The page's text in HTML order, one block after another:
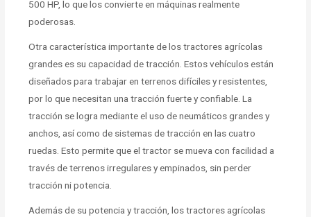
500 HP, lo que los convierte en máquinas realmente
poderosas.
Otra característica importante de los tractores agrícolas
grandes es su capacidad de tracción. Estos vehículos están
diseñados para trabajar en terrenos difíciles y resistentes,
por lo que necesitan una tracción fuerte y confiable. La
tracción se logra mediante el uso de neumáticos grandes y
anchos, así como de sistemas de tracción en las cuatro
ruedas. Esto permite que el tractor se mueva con facilidad a
través de terrenos irregulares y empinados, sin perder
tracción ni potencia.
Además de su potencia y tracción, los tractores agrícolas